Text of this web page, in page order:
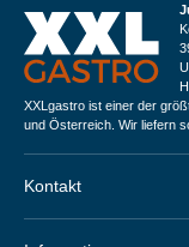
XXLgastro ist einer der
und Österreich. Wir liefern
Kontakt